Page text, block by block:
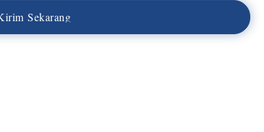
irim Sekarang